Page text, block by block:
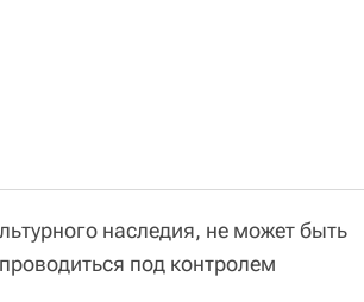
наследия, не может быть
под контролем